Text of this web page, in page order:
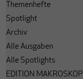
Themenhefte
Spotlight
Archiv
Alle Ausgaben
Alle Spotlights
EDITION MAKROSKOP